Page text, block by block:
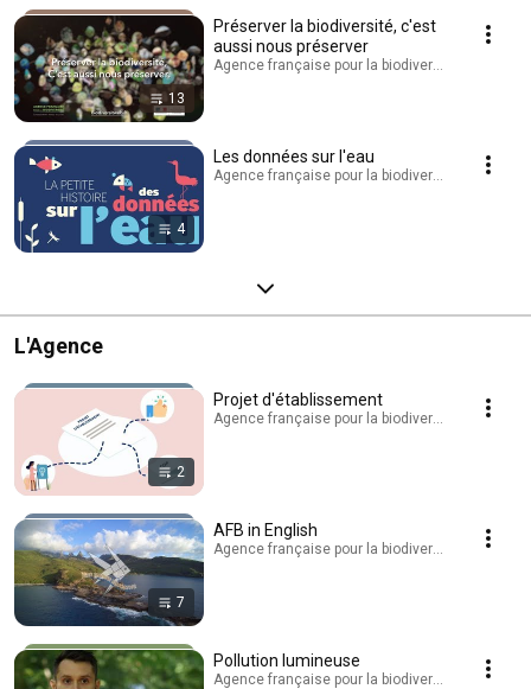
13
Préserver la biodiversité, c'est
aussi nous préserver
Agence française pour la biodiversité - AFB ·
4
Les données sur l'eau
Agence française pour la biodiversité - AFB ·
L'Agence
2
Projet d'établissement
Agence française pour la biodiversité - AFB ·
7
AFB in English
Agence française pour la biodiversité - AFB ·
Pollution lumineuse
Agence française pour la biodiversité - AFB ·